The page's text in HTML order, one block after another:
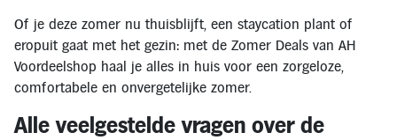
Of je deze zomer nu thuisblijft, een staycation plant of
eropuit gaat met het gezin: met de Zomer Deals van AH
Voordeelshop haal je alles in huis voor een zorgeloze,
comfortabele en onvergetelijke zomer.
Alle veelgestelde vragen over de